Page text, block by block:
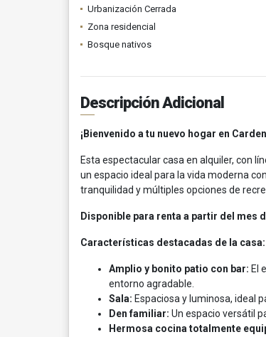
Urbanización Cerrada
Zona residencial
Bosque nativos
Descripción Adicional
¡Bienvenido a tu nuevo hogar en
Esta espectacular casa en alquiler, con
un espacio ideal para la vida moderna
tranquilidad y múltiples opciones de
Disponible para renta a partir del mes
Características destacadas de la casa:
Amplio y bonito patio con bar: El
entorno agradable.
Sala: Espaciosa y luminosa, ideal
Den familiar: Un espacio versátil
Hermosa cocina totalmente